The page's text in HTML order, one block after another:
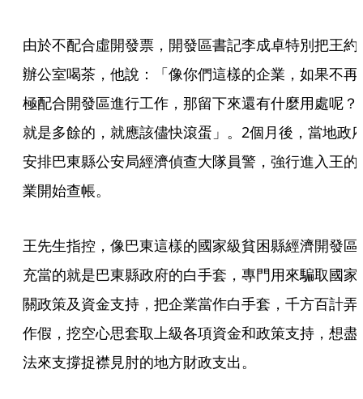
由於不配合虛開發票，開發區書記李成卓特別把王約
辦公室喝茶，他說：「像你們這樣的企業，如果不再
極配合開發區進行工作，那留下來還有什麼用處呢？
就是多餘的，就應該儘快滾蛋」。2個月後，當地政
安排巴東縣公安局經濟偵查大隊員警，強行進入王的
業開始查帳。
王先生指控，像巴東這樣的國家級貧困縣經濟開發區
充當的就是巴東縣政府的白手套，專門用來騙取國家
關政策及資金支持，把企業當作白手套，千方百計弄
作假，挖空心思套取上級各項資金和政策支持，想盡
法來支撐捉襟見肘的地方財政支出。